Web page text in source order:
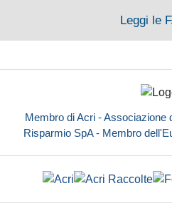
Leggi le
Membro di Acri - Associazione
Risparmio SpA - Membro